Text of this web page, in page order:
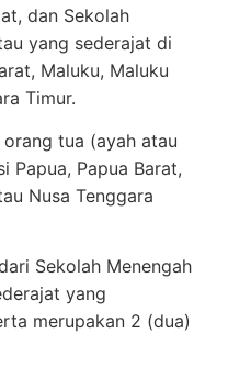
dan Sekolah
yang sederajat di
Maluku, Maluku
Timur.
tua (ayah atau
Papua, Papua Barat,
Nusa Tenggara
Sekolah Menengah
yang
merupakan 2 (dua)